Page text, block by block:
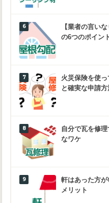
【業者の言い
の6つのポイン
火災保険を使
と確実な申請方
自分で瓦を修
なワケ
軒はあった方
メリット